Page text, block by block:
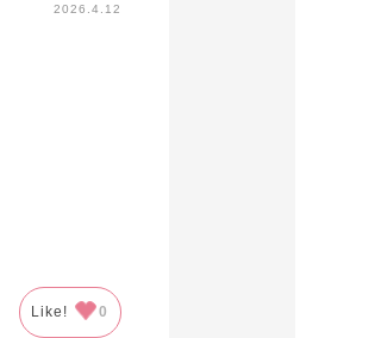
2026.4.12
Like! 0